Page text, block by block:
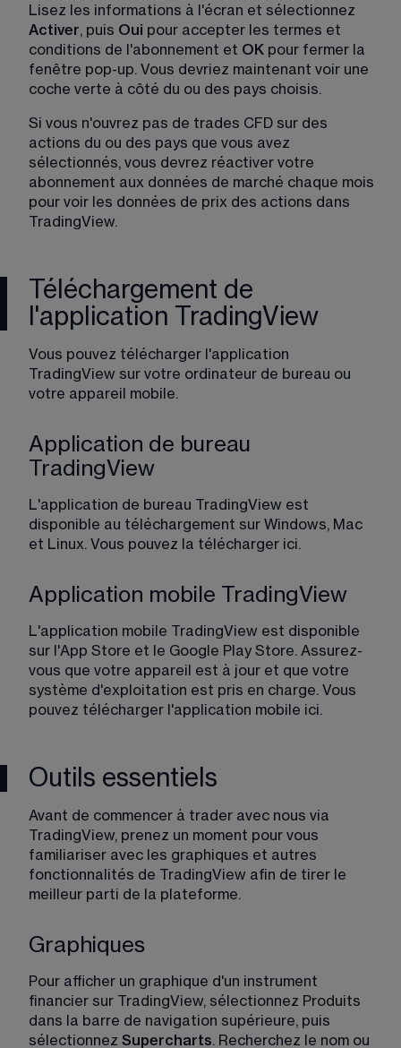
Lisez les informations à l'écran et sélectionnez
Activer, puis Oui pour accepter les termes et
conditions de l'abonnement et OK pour fermer la
fenêtre pop-up. Vous devriez maintenant voir une
coche verte à côté du ou des pays choisis.
Si vous n'ouvrez pas de trades CFD sur des
actions du ou des pays que vous avez
sélectionnés, vous devrez réactiver votre
abonnement aux données de marché chaque mois
pour voir les données de prix des actions dans
TradingView.
Téléchargement de
l'application TradingView
Vous pouvez télécharger l'application
TradingView sur votre ordinateur de bureau ou
votre appareil mobile.
Application de bureau
TradingView
L'application de bureau TradingView est
disponible au téléchargement sur Windows, Mac
et Linux. Vous pouvez la télécharger ici.
Application mobile TradingView
L'application mobile TradingView est disponible
sur l'App Store et le Google Play Store. Assurez-
vous que votre appareil est à jour et que votre
système d'exploitation est pris en charge. Vous
pouvez télécharger l'application mobile ici.
Outils essentiels
Avant de commencer à trader avec nous via
TradingView, prenez un moment pour vous
familiariser avec les graphiques et autres
fonctionnalités de TradingView afin de tirer le
meilleur parti de la plateforme.
Graphiques
Pour afficher un graphique d'un instrument
financier sur TradingView, sélectionnez Produits
dans la barre de navigation supérieure, puis
sélectionnez Supercharts. Recherchez le nom ou